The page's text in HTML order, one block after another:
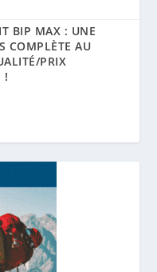
BIP MAX : UNE
COMPLÈTE AU
PRIX
!